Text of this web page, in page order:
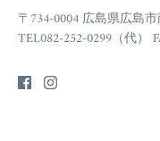
〒734-0004 広島県広島
TEL082-252-0299（代）